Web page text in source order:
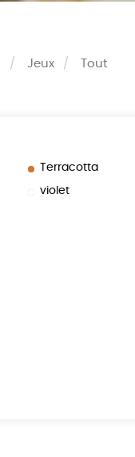
Jeux Tout
Terracotta
violet